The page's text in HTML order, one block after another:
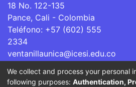
18 No. 122-135
Pance, Cali - Colombia
Teléfono: +57 (602) 555
2334
ventanillaunica@icesi.edu.co
La Universidad Icesi es una
We collect and process your personal
following purposes: Authentication,